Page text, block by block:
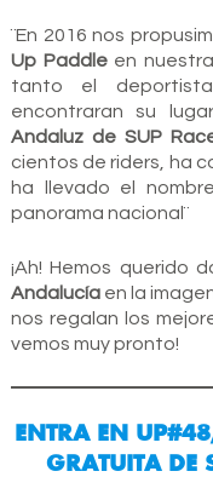
¨En 2016 nos
Up Paddleen
tanto el
encontraran su
Andaluz de SUP
cientos de riders, ha
ha llevado el
panorama nacional¨
¡Ah! Hemos querido
Andalucíaen la
nos regalan los
vemos muy pronto!
ENTRA EN
GRATUITA DE